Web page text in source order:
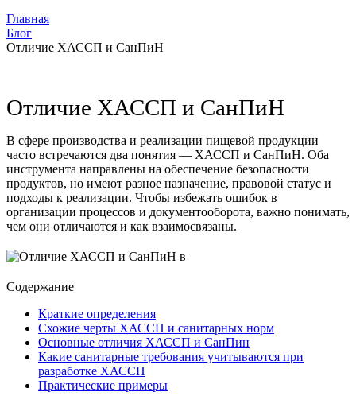
Главная
Блог
Отличие ХАССП и СанПиН
Отличие ХАССП и СанПиН
В сфере производства и реализации пищевой продукции
часто встречаются два понятия — ХАССП и СанПиН. Оба
инструмента направлены на обеспечение безопасности
продуктов, но имеют разное назначение, правовой статус и
подходы к реализации. Чтобы избежать ошибок в
организации процессов и документооборота, важно понимать,
чем они отличаются и как взаимосвязаны.
Содержание
Краткие определения
Схожие черты ХАССП и санитарных норм
Основные отличия ХАССП и СанПин
Какие санитарные требования учитываются при
разработке ХАССП
Практические примеры